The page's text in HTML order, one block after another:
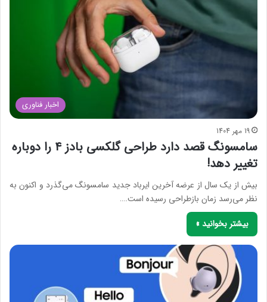
اخبار فناوری
19 مهر 1404
سامسونگ قصد دارد طراحی گلکسی بادز ۴ را دوباره
تغییر دهد!
بیش از یک سال از عرضه آخرین ایرباد جدید سامسونگ می‌گذرد و اکنون به
نظر می‌رسد زمان بازطراحی رسیده است.…
بیشتر بخوانید »